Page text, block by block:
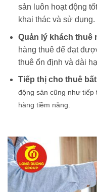
sản luôn hoạt động
khai thác và sử dụng.
Quản lý khách thuê
hàng thuê để đạt
thuê ổn định và dài
Tiếp thị cho thuê
động sản cũng như tiếp
hàng tiềm năng.